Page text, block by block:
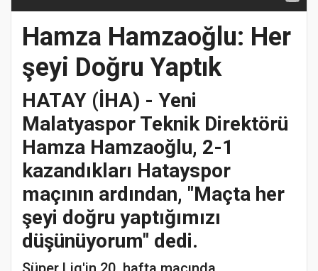
Hamza Hamzaoğlu: Her
şeyi Doğru Yaptık
HATAY (İHA) - Yeni
Malatyaspor Teknik Direktörü
Hamza Hamzaoğlu, 2-1
kazandıkları Hatayspor
maçının ardından, "Maçta her
şeyi doğru yaptığımızı
düşünüyorum" dedi.